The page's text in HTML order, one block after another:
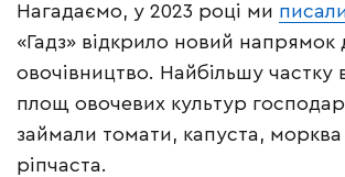
Нагадаємо, у 2023 році ми
«Гадз» відкрило новий напрямок
овочівництво. Найбільшу частку
площ овочевих культур
займали томати, капуста,
ріпчаста.